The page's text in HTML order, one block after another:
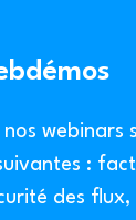
webinars
:
des